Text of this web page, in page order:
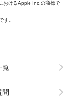
おけるApple Inc.の商標で
す。
覧
問